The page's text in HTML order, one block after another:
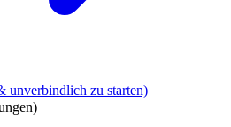
unverbindlich zu starten)